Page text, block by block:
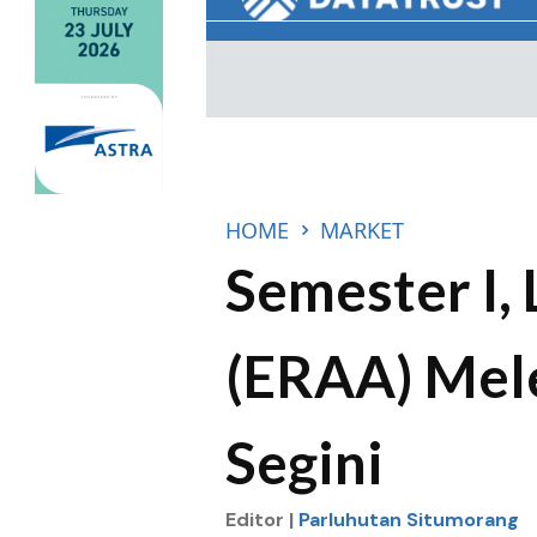
HOME MARKET
Semester I,
(ERAA)
Segini
Editor | Parluhutan Situmorang